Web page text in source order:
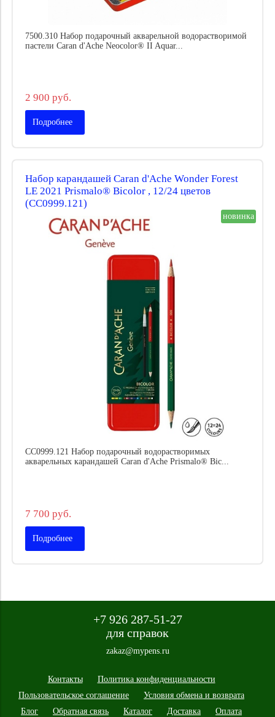
7500.310 Набор подарочный акварельной водорастворимой
пастели Caran d'Ache Neocolor® II Aquar...
2 900 руб.
Подробнее
Набор карандашей Caran d'Ache Wonder Forest
LE 2021 Prismalo® Bicolor , 12/24 цветов
(CC0999.121)
новинка
CC0999.121 Набор подарочный водорастворимых
акварельных карандашей Caran d'Ache Prismalo® Bic...
7 700 руб.
Подробнее
+7 926 287-51-27
для справок
zakaz@mypens.ru
Контакты
Политика конфиденциальности
Пользовательское соглашение
Условия обмена и возврата
Блог
Обратная связь Каталог Доставка Оплата